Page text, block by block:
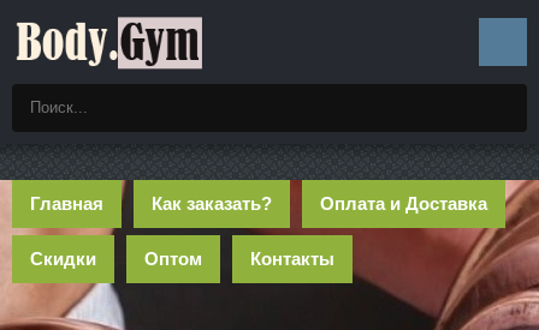
Главная Как заказать? Оплата и Доставка
Скидки Оптом Контакты